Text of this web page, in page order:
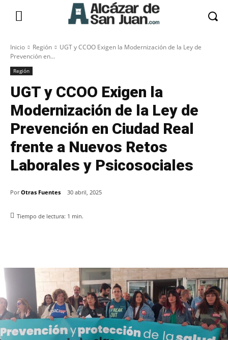
Inicio Región
UGT y CCOO Exigen la Modernización de la Ley de
Prevención en...
Región
UGT y CCOO Exigen la
Modernización de la Ley de
Prevención en Ciudad Real
frente a Nuevos Retos
Laborales y Psicosociales
Por Otras Fuentes 30 abril, 2025
Tiempo de lectura: 1 min.